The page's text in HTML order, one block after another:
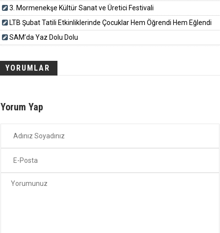
3. Mormenekşe Kültür Sanat ve Üretici Festivali
LTB Şubat Tatili Etkinliklerinde Çocuklar Hem Öğrendi Hem Eğlendi
SAM’da Yaz Dolu Dolu
YORUMLAR
Yorum Yap